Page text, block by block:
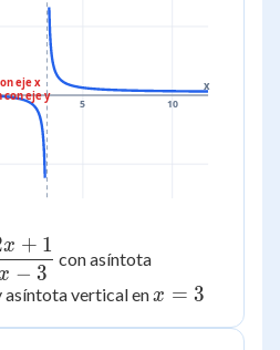
5 10
x
eje x
con eje y
− 3
x + 1
con asíntota
asíntota vertical enx
x = 3